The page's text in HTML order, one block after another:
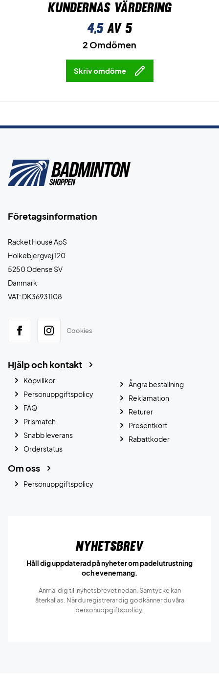
Kundernas värdering
4,5av 5
2 Omdömen
Skriv omdöme
Företagsinformation
Racket House ApS
Holkebjergvej 120
5250 Odense SV
Danmark
VAT: DK36931108
Cookies
Hjälp och kontakt
Köpvillkor
Personuppgiftspolicy
FAQ
Prismatch
Snabb leverans
Orderstatus
Ångra beställning
Reklamation
Returer
Presentkort
Rabattkoder
Om oss
Personuppgiftspolicy
Nyhetsbrev
Håll dig uppdaterad på nyheter om padelutrustning
och evenemang.
Anmäl dig till nyhetsbrevet nedan. Samtycke kan
återkallas. När du registrerar dig godkänner du våra
personuppgiftspolicy.